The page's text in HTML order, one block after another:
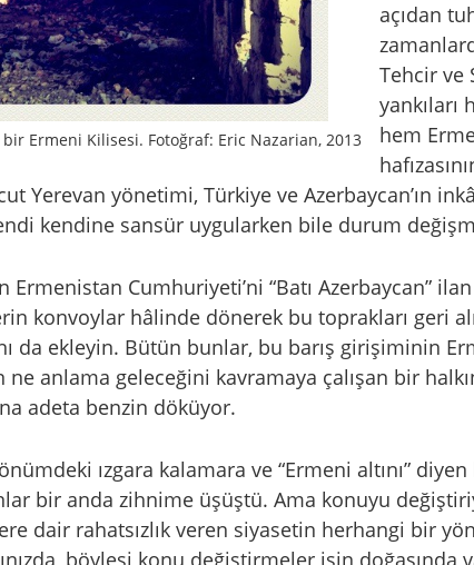
Ermeni Kilisesi. Fotoğraf: Eric Nazarian, 2013
açıdan
Tehcir ve
yankıları
hem
Yerevan yönetimi, Türkiye ve Azerbaycan’ın
kendine sansür uygularken bile durum
Ermenistan Cumhuriyeti’ni “Batı Azerbaycan”
konvoylar hâlinde dönerek bu toprakları geri
da ekleyin. Bütün bunlar, bu barış girişiminin
ne anlama geleceğini kavramaya çalışan bir
adeta benzin döküyor.
ızgara kalamara ve “Ermeni altını”
bir anda zihnime üşüştü. Ama konuyu
dair rahatsızlık veren siyasetin herhangi bir
böylesi konu değiştirmeler işin doğasında